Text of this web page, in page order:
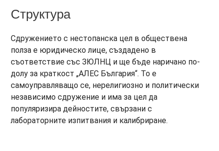
Структура
Сдружението с нестопанска цел в обществена
полза е юридическо лице, създадено в
съответствие със ЗЮЛНЦ и ще бъде наричано по-
долу за краткост „АЛЕС България“. То е
самоуправляващо се, нерелигиозно и политически
независимо сдружение и има за цел да
популяризира дейностите, свързани с
лабораторните изпитвания и калибриране.